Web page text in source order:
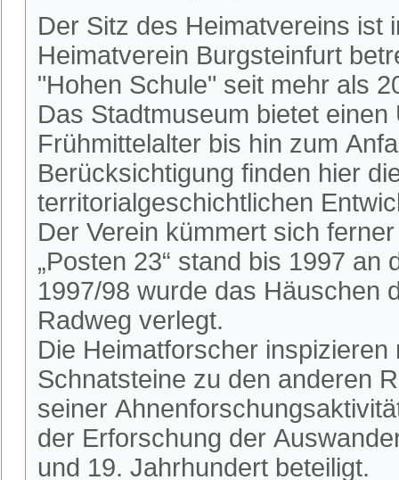
Der Sitz des Heimatvereins ist
Heimatverein Burgsteinfurt
"Hohen Schule" seit mehr als
Das Stadtmuseum bietet
Frühmittelalter bis hin zum
Berücksichtigung finden hier
territorialgeschichtlichen
Der Verein kümmert sich
„Posten 23“ stand bis 1997
1997/98 wurde das Häuschen
Radweg verlegt.
Die Heimatforscher
Schnatsteine zu den anderen
seiner
der Erforschung der
und 19. Jahrhundert beteiligt.